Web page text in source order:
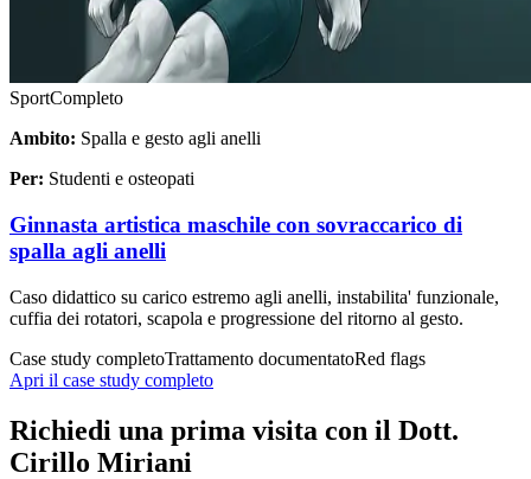
SportCompleto
Ambito: Spalla e gesto agli anelli
Per: Studenti e osteopati
Ginnasta artistica maschile con sovraccarico di
spalla agli anelli
Caso didattico su carico estremo agli anelli, instabilita' funzionale,
cuffia dei rotatori, scapola e progressione del ritorno al gesto.
Case study completoTrattamento documentatoRed flags
Apri il case study completo
Richiedi una prima visita con il Dott.
Cirillo Miriani